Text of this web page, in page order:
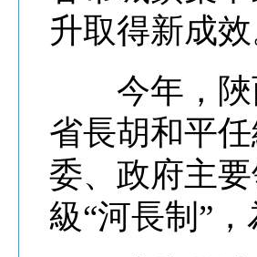
升取得新成效
今年，陜
省長胡和平
委、政府主
級“河長制”